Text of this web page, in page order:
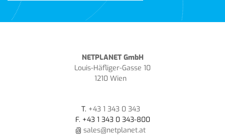
NETPLANET GmbH
Louis-Häfliger-Gasse 10
1210 Wien
T. +43 1 343 0 343
F. +43 1 343 0 343-800
@ sales@netplanet.at